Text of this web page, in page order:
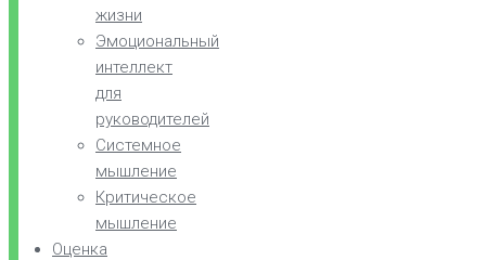
жизни
Эмоциональный
интеллект
для
руководителей
Системное
мышление
Критическое
мышление
Оценка